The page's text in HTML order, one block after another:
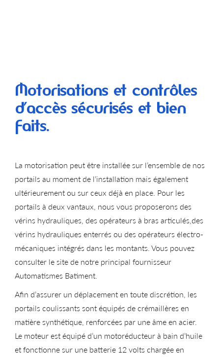
Motorisations et contrôles
d’accès sécurisés et bien
faits.
La motorisation peut être installée sur l’ensemble de nos
portails au moment de l’installation mais également
ultérieurement ou sur ceux déjà en place. Pour les
portails à deux vantaux, nous vous proposerons des
vérins hydrauliques, des opérateurs à bras articulés,des
vérins hydrauliques enterrés ou des opérateurs électro-
mécaniques intégrés dans les montants. Vous pouvez
consulter le site de notre principal fournisseur
Automatismes Batiment
Afin d’assurer un déplacement en toute discrétion, les
portails coulissants sont équipés de crémaillères en
matière synthétique, renforcées par une âme en acier.
Le moteur est équipé d’un motoréducteur à bain d’huile
et fonctionne sur une batterie 12 volts chargée en